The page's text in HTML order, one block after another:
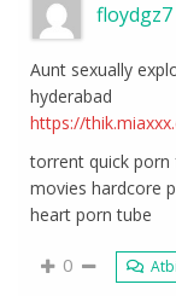
floydgz7
Aunt sexually
hyderabad
https://
torrent quick
movies hardcore
heart porn tube
0